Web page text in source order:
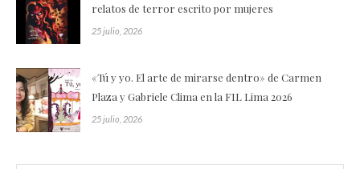
relatos de terror escrito por mujeres
25 julio, 2026
«Tú y yo. El arte de mirarse dentro» de Carmen
Plaza y Gabriele Clima en la FIL Lima 2026
25 julio, 2026